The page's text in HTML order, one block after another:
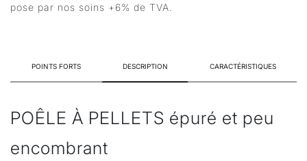
pose par nos soins +6% de TVA.
POINTS FORTS DESCRIPTION CARACTÉRISTIQUES
POÊLE À PELLETS épuré et peu
encombrant